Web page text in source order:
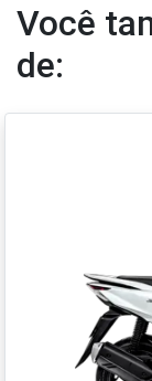
Você
de: